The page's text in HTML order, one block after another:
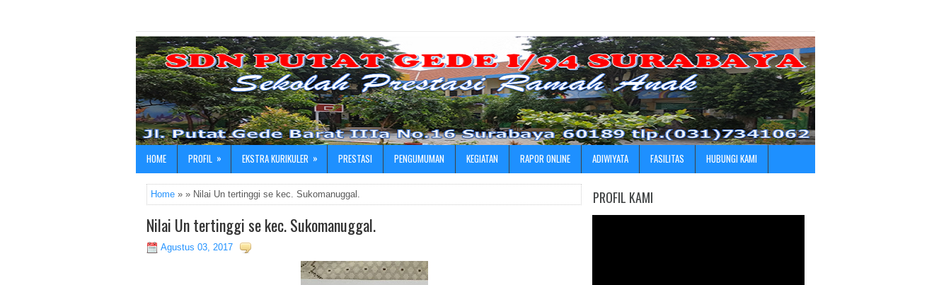
HOME PROFIL » EKSTRA KURIKULER » PRESTASI PENGUMUMAN KEGIATAN RAPOR ONLINE ADIWIYATA FASILITAS HUBUNGI KAMI
Home » » Nilai Un tertinggi se kec. Sukomanuggal.
Nilai Un tertinggi se kec. Sukomanuggal.
Agustus 03, 2017
PROFIL KAMI